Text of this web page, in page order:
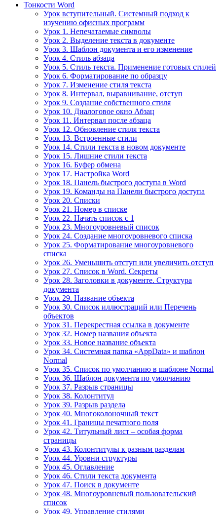
Тонкости Word
Урок вступительный. Системный подход к
изучению офисных программ
Урок 1. Непечатаемые символы
Урок 2. Выделение текста в документе
Урок 3. Шаблон документа и его изменение
Урок 4. Стиль абзаца
Урок 5. Стиль текста. Применение готовых стилей
Урок 6. Форматирование по образцу
Урок 7. Изменение стиля текста
Урок 8. Интервал, выравнивание, отступ
Урок 9. Создание собственного стиля
Урок 10. Диалоговое окно Абзац
Урок 11. Интервал после абзаца
Урок 12. Обновление стиля текста
Урок 13. Встроенные стили
Урок 14. Стили текста в новом документе
Урок 15. Лишние стили текста
Урок 16. Буфер обмена
Урок 17. Настройка Word
Урок 18. Панель быстрого доступа в Word
Урок 19. Команды на Панели быстрого доступа
Урок 20. Списки
Урок 21. Номер в списке
Урок 22. Начать список с 1
Урок 23. Многоуровневый список
Урок 24. Создание многоуровневого списка
Урок 25. Форматирование многоуровневого
списка
Урок 26. Уменьшить отступ или увеличить отступ
Урок 27. Список в Word. Секреты
Урок 28. Заголовки в документе. Структура
документа
Урок 29. Название объекта
Урок 30. Список иллюстраций или Перечень
объектов
Урок 31. Перекрестная ссылка в документе
Урок 32. Номер названия объекта
Урок 33. Новое название объекта
Урок 34. Системная папка «AppData» и шаблон
Normal
Урок 35. Список по умолчанию в шаблоне Normal
Урок 36. Шаблон документа по умолчанию
Урок 37. Разрыв страницы
Урок 38. Колонтитул
Урок 39. Разрыв раздела
Урок 40. Многоколоночный текст
Урок 41. Границы печатного поля
Урок 42. Титульный лист – особая форма
страницы
Урок 43. Колонтитулы к разным разделам
Урок 44. Уровни структуры
Урок 45. Оглавление
Урок 46. Стили текста документа
Урок 47. Поиск в документе
Урок 48. Многоуровневый пользовательский
список
Урок 49. Управление стилями